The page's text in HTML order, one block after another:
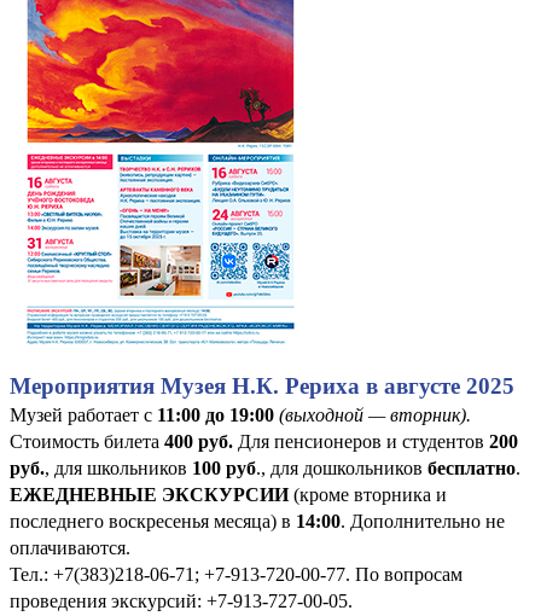
Мероприятия Музея Н.К. Рериха в августе 2025
Музей работает с 11:00 до 19:00 (выходной — вторник).
Стоимость билета 400 руб. Для пенсионеров и студентов 200
руб., для школьников 100 руб., для дошкольников бесплатно.
ЕЖЕДНЕВНЫЕ ЭКСКУРСИИ(кроме вторника и
последнего воскресенья месяца) в 14:00. Дополнительно не
оплачиваются.
Тел.: +7(383)218-06-71; +7-913-720-00-77. По вопросам
проведения экскурсий: +7-913-727-00-05.